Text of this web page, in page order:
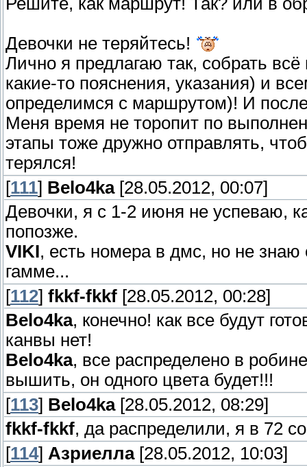
Девочки не теряйтесь!
Лично я предлагаю так, собрать
какие-то пояснения, указания) и
определимся с маршрутом)! И
Меня время не торопит по
этапы тоже дружно отправлять,
терялся!
[111] Belo4ka[28.05.2012, 00:07]
Девочки, я с 1-2 июня не успеваю,
попозже.
VIKI, есть номера в дмс, но не знаю
гамме...
[112] fkkf-fkkf [28.05.2012, 00:28]
Belo4ka, конечно! как все будут
канвы нет!
Belo4ka, все распределено в
вышить, он одного цвета будет!!!
[113] Belo4ka[28.05.2012, 08:29]
fkkf-fkkf, да распределили, я в 72
[114] Азриелла[28.05.2012, 10:03]